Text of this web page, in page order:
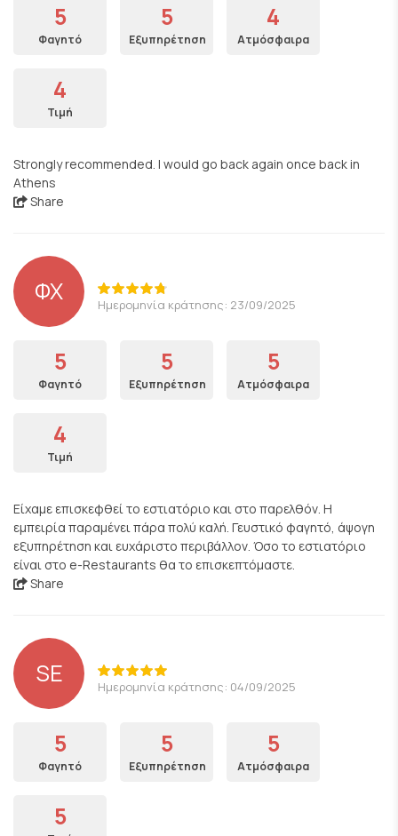
5
Φαγητό
5
Εξυπηρέτηση
4
Ατμόσφαιρα
4
Τιμή
Strongly recommended. I would go back again once back in
Athens
Share
ΦΧ Ημερομηνία κράτησης: 23/09/2025
5
Φαγητό
5
Εξυπηρέτηση
5
Ατμόσφαιρα
4
Τιμή
Είχαμε επισκεφθεί το εστιατόριο και στο παρελθόν. Η
εμπειρία παραμένει πάρα πολύ καλή. Γευστικό φαγητό, άψογη
εξυπηρέτηση και ευχάριστο περιβάλλον. Όσο το εστιατόριο
είναι στο e-Restaurants θα το επισκεπτόμαστε.
Share
SE Ημερομηνία κράτησης: 04/09/2025
5
Φαγητό
5
Εξυπηρέτηση
5
Ατμόσφαιρα
5